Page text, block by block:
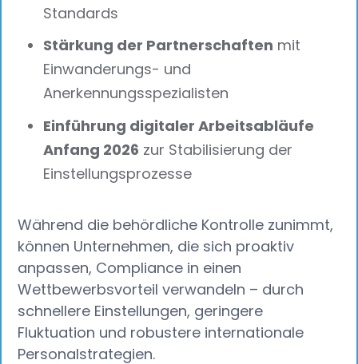
Standards
Stärkung der Partnerschaften mit
Einwanderungs- und
Anerkennungsspezialisten
Einführung digitaler Arbeitsabläufe
Anfang 2026 zur Stabilisierung der
Einstellungsprozesse
Während die behördliche Kontrolle zunimmt,
können Unternehmen, die sich proaktiv
anpassen, Compliance in einen
Wettbewerbsvorteil verwandeln – durch
schnellere Einstellungen, geringere
Fluktuation und robustere internationale
Personalstrategien.